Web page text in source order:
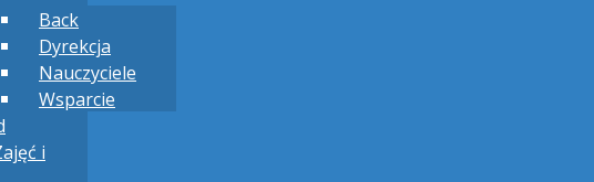
Back
Dyrekcja
Nauczyciele
Wsparcie
i